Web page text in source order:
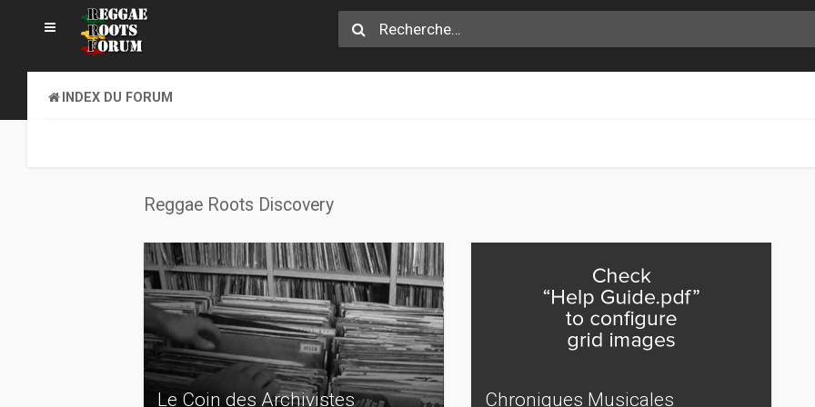
INDEX DU FORUM
Reggae Roots Discovery
Le Coin des Archivistes Chroniques Musicales